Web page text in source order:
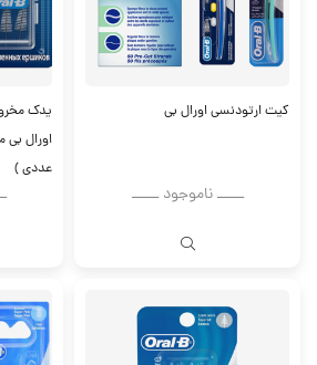
کیت ارتودنسی اورال بی
ــــــ ناموجود ــــــ
یدک
عددی )